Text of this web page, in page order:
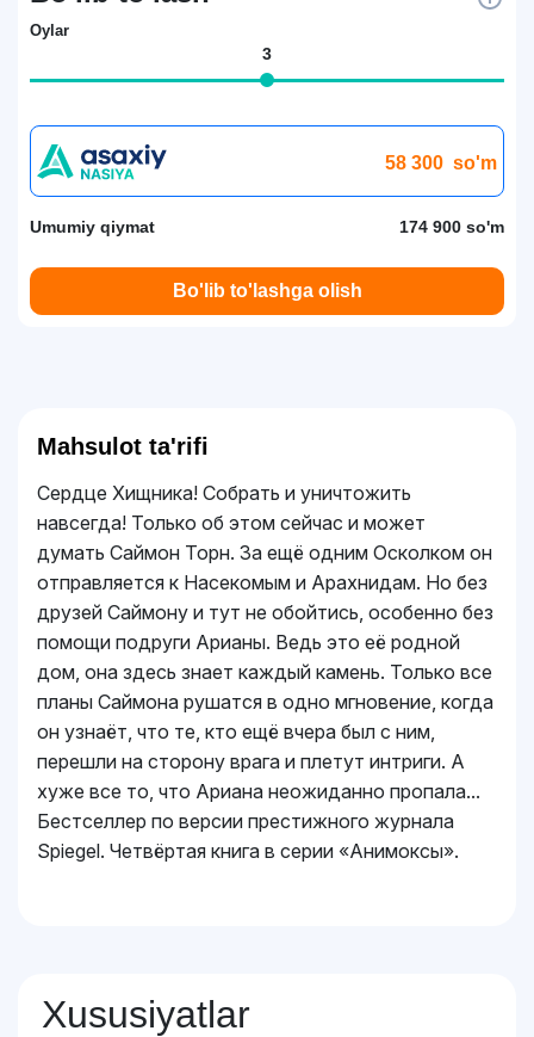
Oylar
3
58 300 so'm
Umumiy qiymat 174 900 so'm
Bo'lib to'lashga olish
Mahsulot ta'rifi
Сердце Хищника! Собрать и уничтожить
навсегда! Только об этом сейчас и может
думать Саймон Торн. За ещё одним Осколком он
отправляется к Насекомым и Арахнидам. Но без
друзей Саймону и тут не обойтись, особенно без
помощи подруги Арианы. Ведь это её родной
дом, она здесь знает каждый камень. Только все
планы Саймона рушатся в одно мгновение, когда
он узнаёт, что те, кто ещё вчера был с ним,
перешли на сторону врага и плетут интриги. А
хуже все то, что Ариана неожиданно пропала...
Бестселлер по версии престижного журнала
Spiegel. Четвёртая книга в серии «Анимоксы».
Xususiyatlar